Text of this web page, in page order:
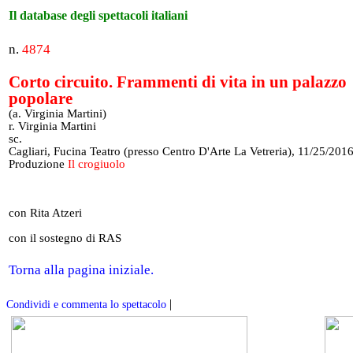
Il database degli spettacoli italiani
n. 4874
Corto circuito. Frammenti di vita in un palazzo
popolare
(a. Virginia Martini)
r. Virginia Martini
sc.
Cagliari, Fucina Teatro (presso Centro D'Arte La Vetreria), 11/25/
Produzione Il crogiuolo
con Rita Atzeri
con il sostegno di RAS
Torna alla pagina iniziale.
Condividi e commenta lo spettacolo |